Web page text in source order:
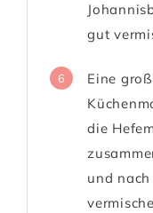
gut
6
Eine
die
und